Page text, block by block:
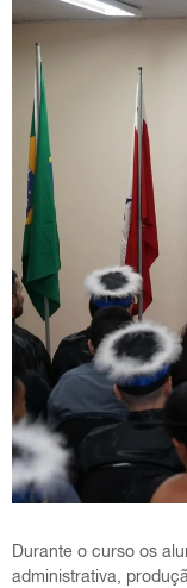
Durante o curso os
administrativa,